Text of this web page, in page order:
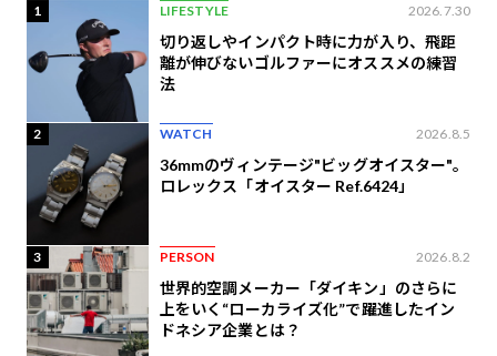
1 LIFESTYLE 2026.7.30
切り返しやインパクト時に力が入り、飛距
離が伸びないゴルファーにオススメの練習
法
2 WATCH 2026.8.5
36mmのヴィンテージ"ビッグオイスター"。
ロレックス「オイスター Ref.6424」
3 PERSON 2026.8.2
世界的空調メーカー「ダイキン」のさらに
上をいく“ローカライズ化”で躍進したイン
ドネシア企業とは？